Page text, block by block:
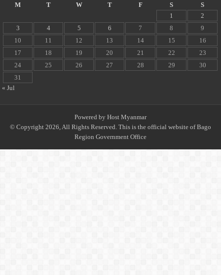
M
T W T F S
S
1
2
3
4 5 6 7 8
9
10
11 12 13 14 15
16
17
18 19 20 21 22
23
24
25 26 27 28 29
30
31
« Jul
Powered by Host Myanmar
© Copyright 2026, All Rights Reserved. This is the official website of Bago
Region Government Office